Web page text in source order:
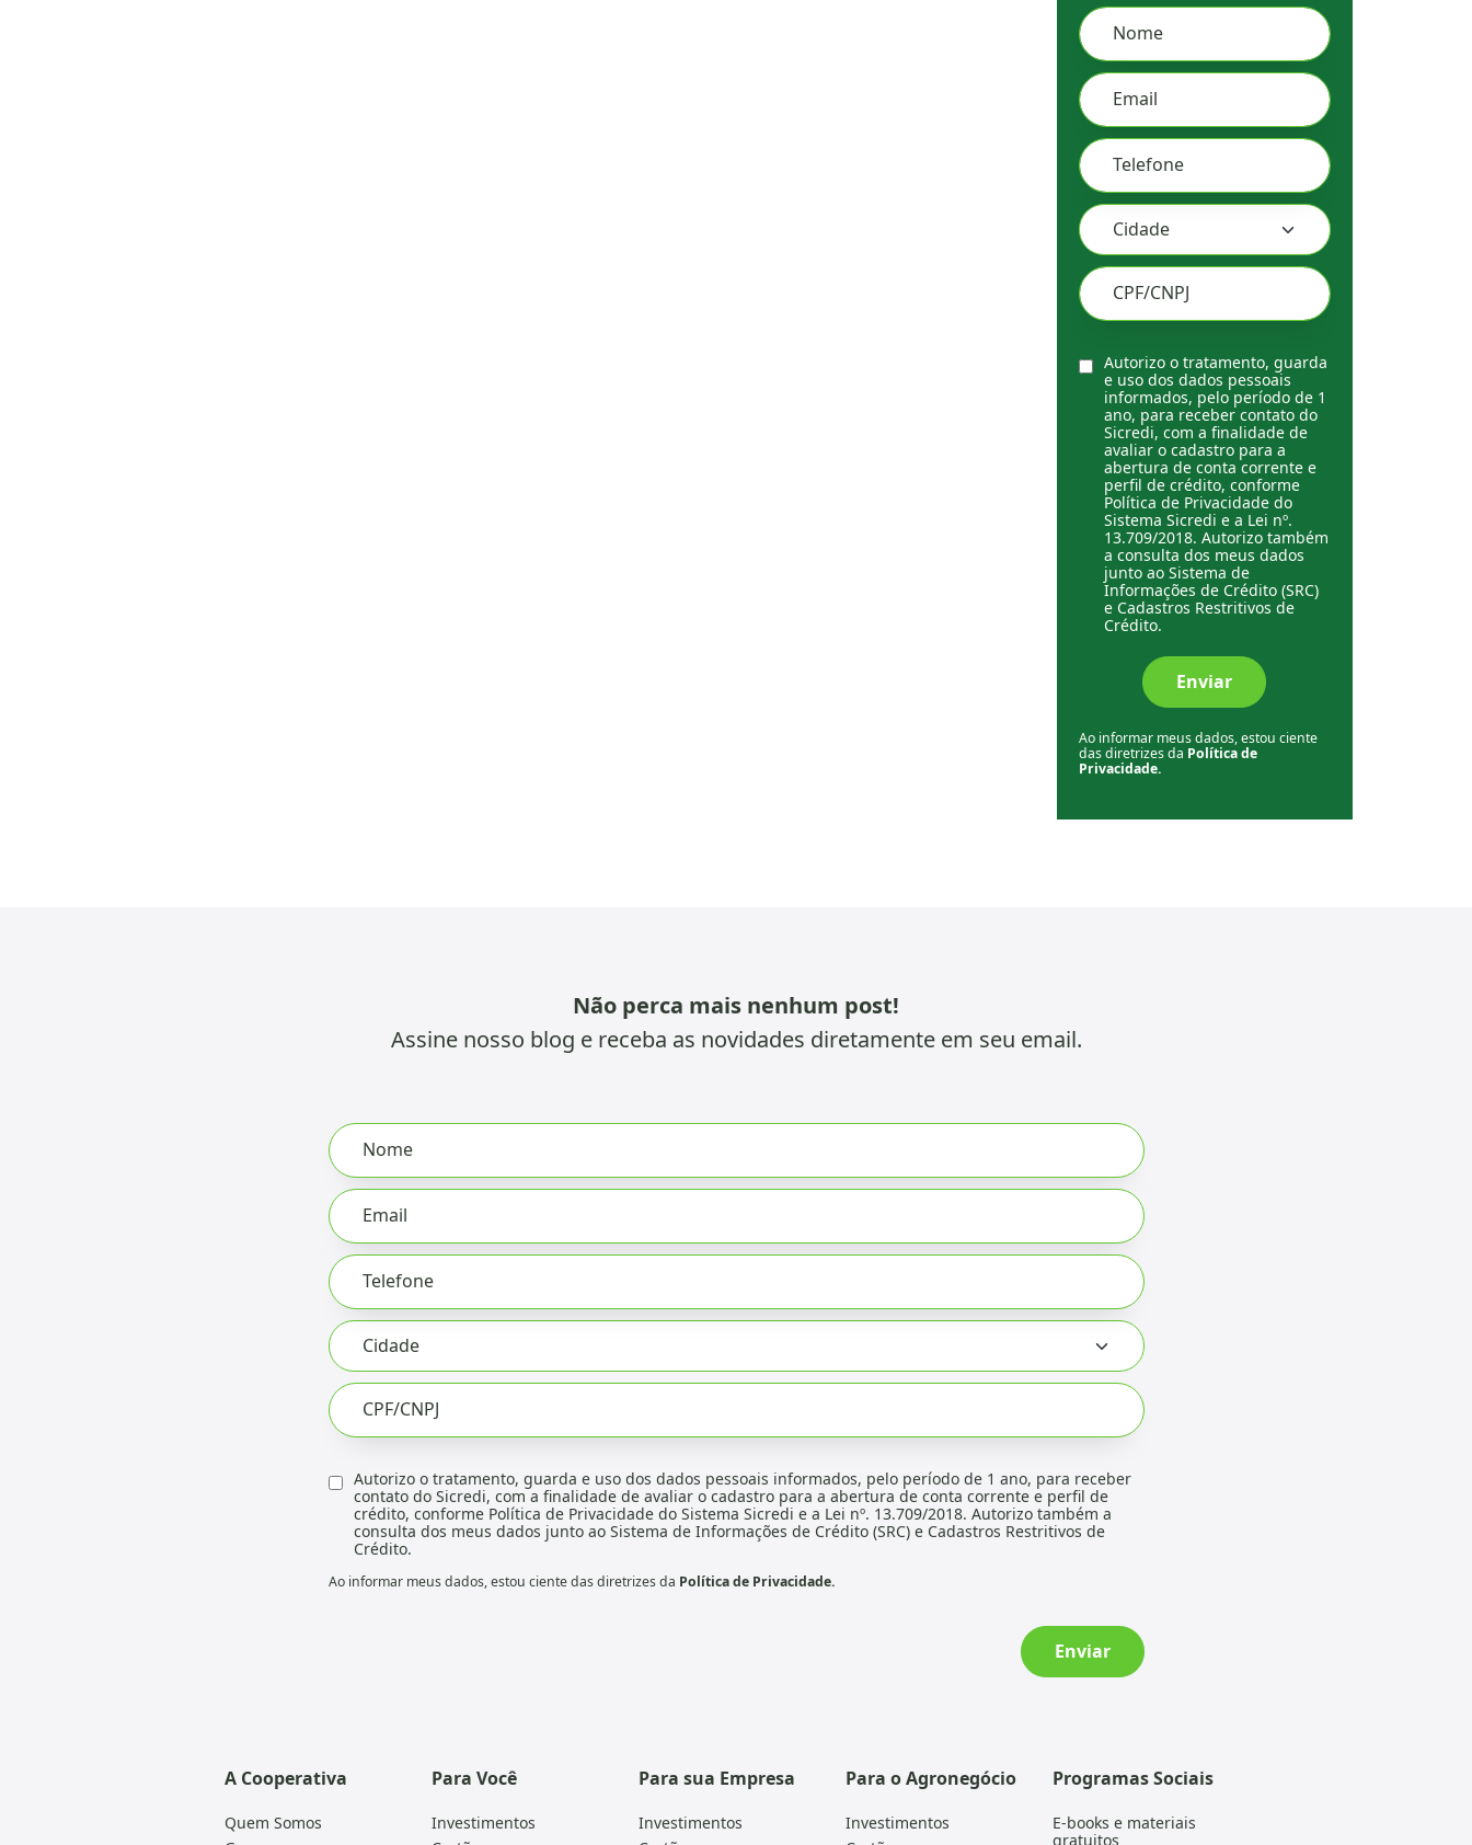
Leave
this
field
blank
Nome
Email
Telefone
CPF/CNPJ
Autorizo o tratamento, guarda
e uso dos dados pessoais
informados, pelo período de 1
ano, para receber contato do
Sicredi, com a finalidade de
avaliar o cadastro para a
abertura de conta corrente e
perfil de crédito, conforme
Política de Privacidade do
Sistema Sicredi e a Lei nº.
13.709/2018. Autorizo também
a consulta dos meus dados
junto ao Sistema de
Informações de Crédito (SRC)
e Cadastros Restritivos de
Crédito.
Enviar
Ao informar meus dados, estou ciente
das diretrizes da Política de
Privacidade.
Não perca mais nenhum post!
Assine nosso blog e receba as novidades diretamente em seu email.
Leave
this
field
blank
Nome
Email
Telefone
CPF/CNPJ
Autorizo o tratamento, guarda e uso dos dados pessoais informados, pelo período de 1 ano, para receber
contato do Sicredi, com a finalidade de avaliar o cadastro para a abertura de conta corrente e perfil de
crédito, conforme Política de Privacidade do Sistema Sicredi e a Lei nº. 13.709/2018. Autorizo também a
consulta dos meus dados junto ao Sistema de Informações de Crédito (SRC) e Cadastros Restritivos de
Crédito.
Ao informar meus dados, estou ciente das diretrizes da Política de Privacidade.
Enviar
A Cooperativa
Quem Somos
Para Você
Investimentos
Para sua Empresa
Investimentos
Para o Agronegócio
Investimentos
Programas Sociais
E-books e materiais
gratuitos